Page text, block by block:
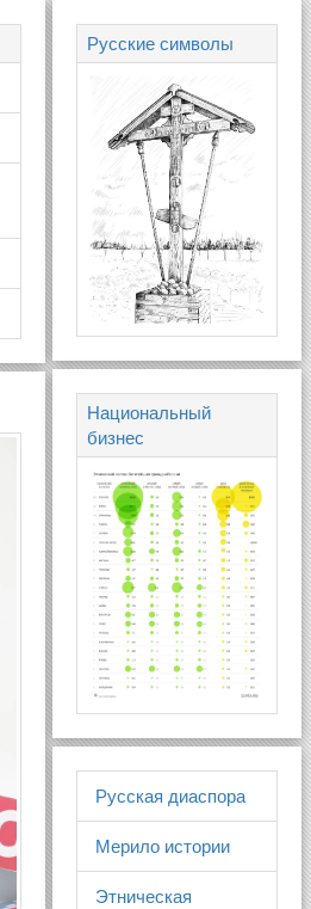
Русские символы
Национальный
бизнес
Русская диаспора
Мерило истории
Этническая